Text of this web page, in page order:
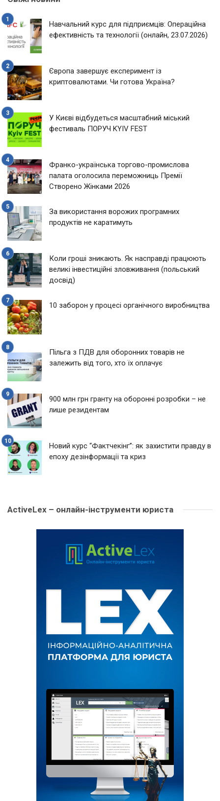
Навчальний курс для підприємців: Операційна
ефективність та технології (онлайн, 23.07.2026)
Європа завершує експеримент із
криптовалютами. Чи готова Україна?
У Києві відбудеться масштабний міський
фестиваль ПОРУЧ KYIV FEST
Франко-українська торгово-промислова
палата оголосила переможниць Премії
Створено Жінками 2026
За використання ворожих програмних
продуктів не каратимуть
Коли гроші зникають. Як насправді працюють
великі інвестиційні зловживання (польський
досвід)
10 заборон у процесі органічного виробництва
Пільга з ПДВ для оборонних товарів не
залежить від того, хто їх оплачує
900 млн грн гранту на оборонні розробки – не
лише резидентам
Новий курс “Фактчекінг”: як захистити правду в
епоху дезінформації та криз
ActiveLex – онлайн-інструменти юриста